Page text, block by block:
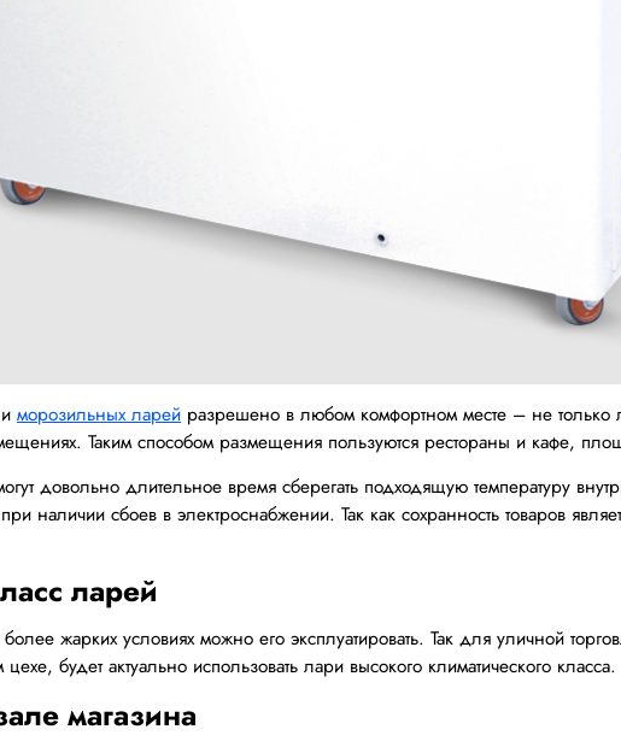
морозильных ларей разрешено в любом комфортном месте – не
Таким способом размещения пользуются рестораны и кафе,
довольно длительное время сберегать подходящую температуру
наличии сбоев в электроснабжении. Так как сохранность товаров
ларей
жарких условиях можно его эксплуатировать. Так для уличной
будет актуально использовать лари высокого климатического класса.
магазина